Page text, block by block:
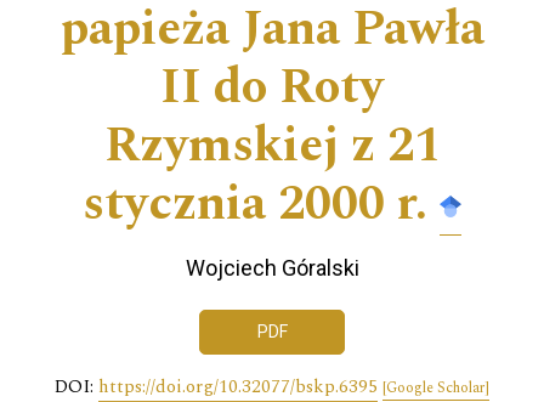
papieża Jana Pawła
II do Roty
Rzymskiej z 21
stycznia 2000 r.
Wojciech Góralski
PDF
DOI: https://doi.org/10.32077/bskp.6395 [Google Scholar]